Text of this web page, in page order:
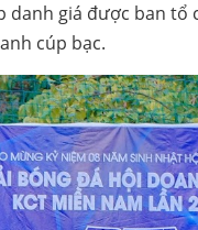
danh giá được ban
cúp bạc.